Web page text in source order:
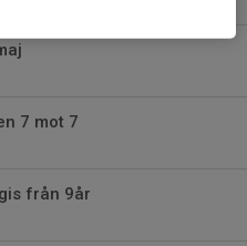
7 mot 7
från 9år